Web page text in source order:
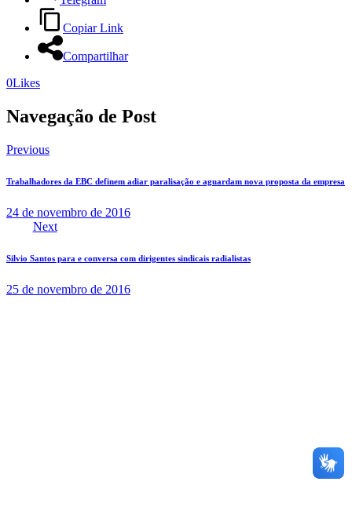
Copiar Link
Compartilhar
0Likes
Navegação de Post
Previous
Trabalhadores da EBC definem adiar paralisação e aguardam nova proposta da empresa
24 de novembro de 2016
Next
Silvio Santos para e conversa com dirigentes sindicais radialistas
25 de novembro de 2016